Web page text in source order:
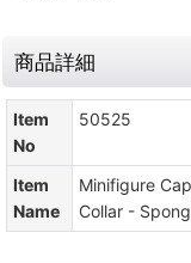
商品詳細
Item
No
50525
Item
Name
Minifigure
Collar -